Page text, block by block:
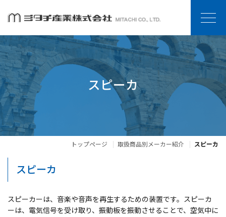
スピーカ
トップページ 取扱商品別メーカー紹介 スピーカ
スピーカ
スピーカーは、音楽や音声を再生するための装置です。スピーカ
ーは、電気信号を受け取り、振動板を振動させることで、空気中に